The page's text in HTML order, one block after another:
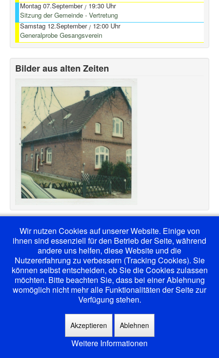
Montag 07.September/ 19:30 Uhr
Sitzung der Gemeinde - Vertretung
Samstag 12.September/ 12:00 Uhr
Generalprobe Gesangsverein
Bilder aus alten Zeiten
© 2026 Gemeinde-Beringstedt
Wir nutzen Cookies auf unserer Website. Einige von
ihnen sind essenziell für den Betrieb der Seite, während
andere uns helfen, diese Website und die
Nutzererfahrung zu verbessern (Tracking Cookies). Sie
können selbst entscheiden, ob Sie die Cookies zulassen
möchten. Bitte beachten Sie, dass bei einer Ablehnung
womöglich nicht mehr alle Funktionalitäten der Seite zur
Verfügung stehen.
Akzeptieren Ablehnen
Weitere Informationen